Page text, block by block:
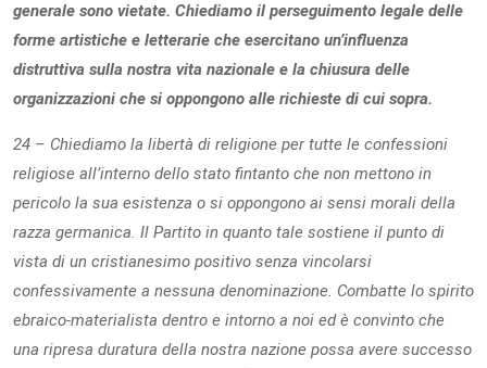
generale sono vietate. Chiediamo il perseguimento legale delle
forme artistiche e letterarie che esercitano un’influenza
distruttiva sulla nostra vita nazionale e la chiusura delle
organizzazioni che si oppongono alle richieste di cui sopra.
24 – Chiediamo la libertà di religione per tutte le confessioni
religiose all’interno dello stato fintanto che non mettono in
pericolo la sua esistenza o si oppongono ai sensi morali della
razza germanica. Il Partito in quanto tale sostiene il punto di
vista di un cristianesimo positivo senza vincolarsi
confessivamente a nessuna denominazione. Combatte lo spirito
ebraico-materialista dentro e intorno a noi ed è convinto che
una ripresa duratura della nostra nazione possa avere successo